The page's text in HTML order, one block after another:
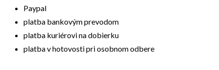
Paypal
platba bankovým prevodom
platba kuriérovi na dobierku
platba v hotovosti pri osobnom odbere